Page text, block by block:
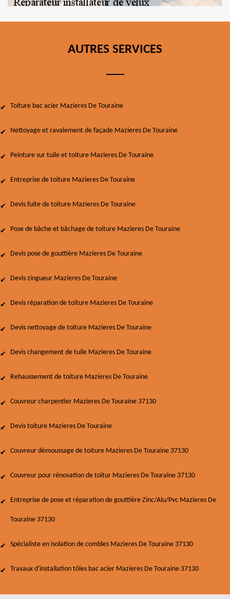
AUTRES SERVICES
Toiture bac acier Mazieres De Touraine
Nettoyage et ravalement de façade Mazieres De Touraine
Peinture sur tuile et toiture Mazieres De Touraine
Entreprise de toiture Mazieres De Touraine
Devis fuite de toiture Mazieres De Touraine
Pose de bâche et bâchage de toiture Mazieres De Touraine
Devis pose de gouttière Mazieres De Touraine
Devis zingueur Mazieres De Touraine
Devis réparation de toiture Mazieres De Touraine
Devis nettoyage de toiture Mazieres De Touraine
Devis changement de tuile Mazieres De Touraine
Rehaussement de toiture Mazieres De Touraine
Couvreur charpentier Mazieres De Touraine 37130
Devis toiture Mazieres De Touraine
Couvreur démoussage de toiture Mazieres De Touraine 37130
Couvreur pour rénovation de toitur Mazieres De Touraine 37130
Entreprise de pose et réparation de gouttière Zinc/Alu/Pvc Mazieres De
Touraine 37130
Spécialiste en isolation de combles Mazieres De Touraine 37130
Travaux d'installation tôles bac acier Mazieres De Touraine 37130